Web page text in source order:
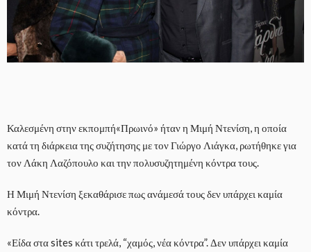
Καλεσμένη στην εκπομπή«Πρωινό» ήταν η Μιμή Ντενίση, η οποία
κατά τη διάρκεια της συζήτησης με τον Γιώργο Λιάγκα, ρωτήθηκε για
τον Λάκη Λαζόπουλο και την πολυσυζητημένη κόντρα τους.
Η Μιμή Ντενίση ξεκαθάρισε πως ανάμεσά τους δεν υπάρχει καμία
κόντρα.
«Είδα στα sites κάτι τρελά, “χαμός, νέα κόντρα”. Δεν υπάρχει καμία